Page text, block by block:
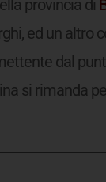
provincia di
ed un altro
dal
si rimanda